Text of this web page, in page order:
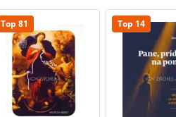
Top 81 Top 14